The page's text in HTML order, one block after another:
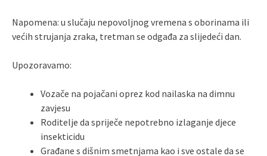
Napomena: u slučaju nepovoljnog vremena s oborinama ili
većih strujanja zraka, tretman se odgađa za slijedeći dan.
Upozoravamo:
Vozače na pojačani oprez kod nailaska na dimnu
zavjesu
Roditelje da spriječe nepotrebno izlaganje djece
insekticidu
Građane s dišnim smetnjama kao i sve ostale da se